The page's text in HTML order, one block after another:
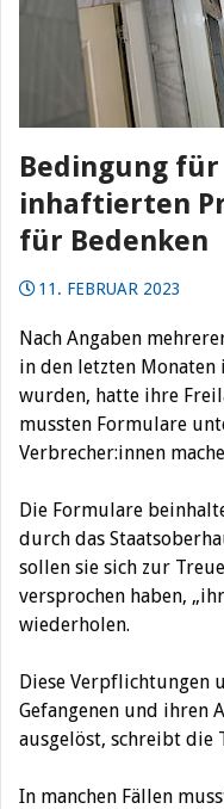
Bedingung
inhaftierten
für Bedenken
11. FEBRUAR 2023
Nach Angaben
in den letzten
wurden, hatte ihre
mussten Formulare
Verbrecher:innen
Die Formulare
durch das
sollen sie sich zur
versprochen haben,
wiederholen.
Diese Verpflichtungen
Gefangenen und ihren
ausgelöst, schreibt die
In manchen Fällen